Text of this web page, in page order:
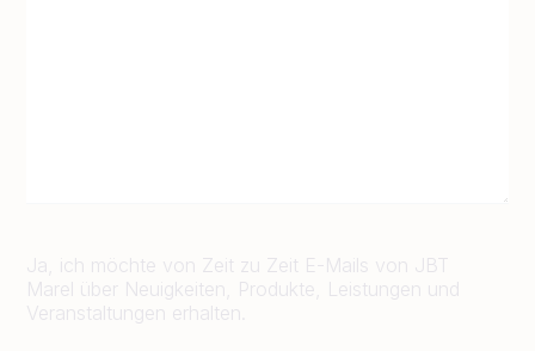
Ja, ich möchte von Zeit zu Zeit E-Mails von JBT
Marel über Neuigkeiten, Produkte, Leistungen und
Veranstaltungen erhalten.